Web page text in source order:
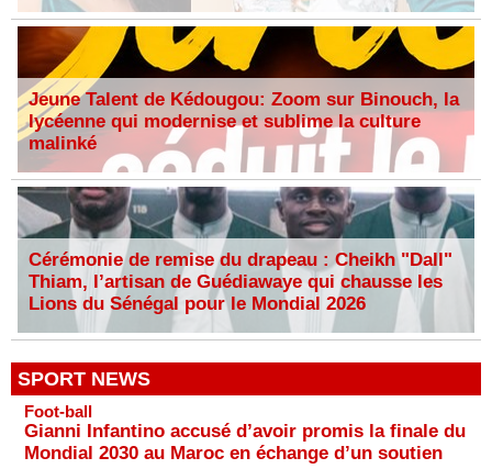
Jeune Talent de Kédougou: Zoom sur Binouch, la
lycéenne qui modernise et sublime la culture
malinké
Cérémonie de remise du drapeau : Cheikh "Dall"
Thiam, l’artisan de Guédiawaye qui chausse les
Lions du Sénégal pour le Mondial 2026
SPORT NEWS
Foot-ball
Gianni Infantino accusé d’avoir promis la finale du
Mondial 2030 au Maroc en échange d’un soutien